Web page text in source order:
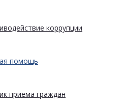
коррупции
помощь
приема граждан